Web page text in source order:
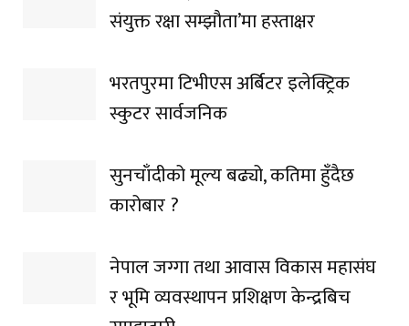
संयुक्त रक्षा सम्झौता’मा हस्ताक्षर
भरतपुरमा टिभीएस अर्बिटर इलेक्ट्रिक
स्कुटर सार्वजनिक
सुनचाँदीको मूल्य बढ्यो, कतिमा हुँदैछ
कारोबार ?
नेपाल जग्गा तथा आवास विकास महासंघ
र भूमि व्यवस्थापन प्रशिक्षण केन्द्रबिच